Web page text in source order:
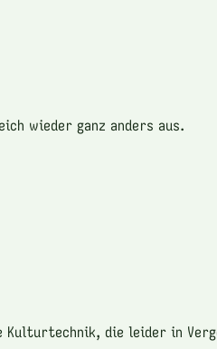
wieder ganz anders aus.
Kulturtechnik, die leider in